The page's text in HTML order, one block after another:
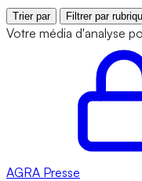
Trier par Filtrer par
Votre média d'analyse
AGRA Presse